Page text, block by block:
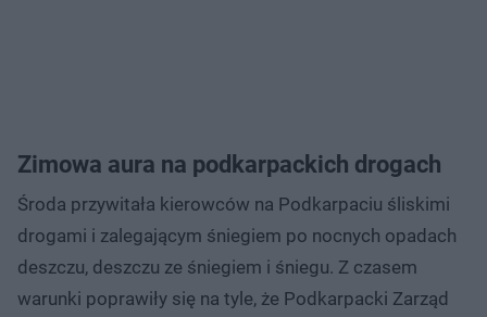
Zimowa aura na podkarpackich drogach
Środa przywitała kierowców na Podkarpaciu śliskimi
drogami i zalegającym śniegiem po nocnych opadach
deszczu, deszczu ze śniegiem i śniegu. Z czasem
warunki poprawiły się na tyle, że Podkarpacki Zarząd